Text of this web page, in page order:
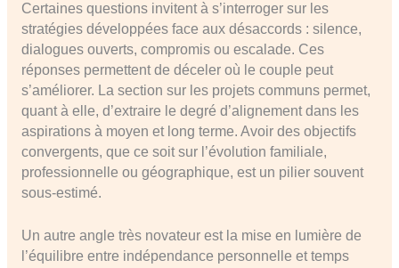
Certaines questions invitent à s’interroger sur les
stratégies développées face aux désaccords : silence,
dialogues ouverts, compromis ou escalade. Ces
réponses permettent de déceler où le couple peut
s’améliorer. La section sur les projets communs permet,
quant à elle, d’extraire le degré d’alignement dans les
aspirations à moyen et long terme. Avoir des objectifs
convergents, que ce soit sur l’évolution familiale,
professionnelle ou géographique, est un pilier souvent
sous-estimé.
Un autre angle très novateur est la mise en lumière de
l’équilibre entre indépendance personnelle et temps